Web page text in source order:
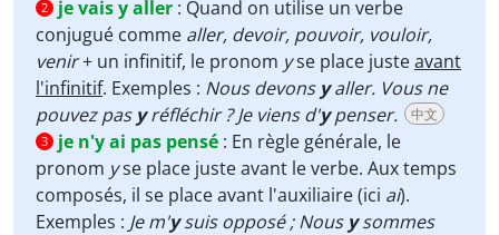
2 je vais y aller : Quand on utilise un verbe
conjugué comme aller, devoir, pouvoir, vouloir,
venir+ un infinitif, le pronom yse place justeavant
l'infinitif. Exemples : Nous devons yaller. Vous ne
pouvez pas yréfléchir ? Je viens d'ypenser. 中文
3 je n'y ai pas pensé : En règle générale, le
pronom yse place juste avant le verbe. Aux temps
composés, il se place avant l'auxiliaire (ici ai).
Exemples : Je m'ysuis opposé ; Nous ysommes